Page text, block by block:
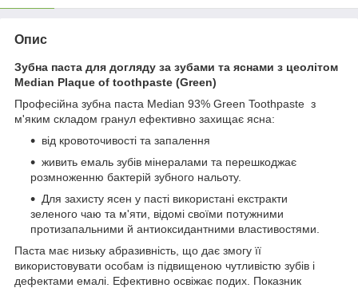
Опис
Зубна паста для догляду за зубами та яснами з цеолітом
Median Plaque of toothpaste (Green)
Професійна зубна паста Median 93% Green Toothpaste з
м'яким складом гранул ефективно захищає ясна:
від кровоточивості та запалення
живить емаль зубів мінералами та перешкоджає
розмноженню бактерій зубного нальоту.
Для захисту ясен у пасті використані екстракти
зеленого чаю та м'яти, відомі своїми потужними
протизапальними й антиоксидантними властивостями.
Паста має низьку абразивність, що дає змогу її
використовувати особам із підвищеною чутливістю зубів і
дефектами емалі. Ефективно освіжає подих. Показник